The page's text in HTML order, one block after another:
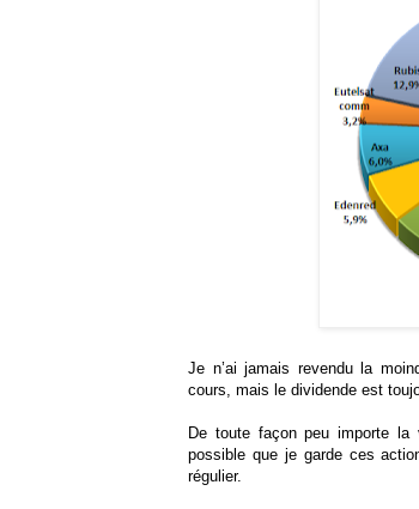
Je n’ai jamais revendu la
cours, mais le dividende est
De toute façon peu importe
possible que je garde ces
régulier.